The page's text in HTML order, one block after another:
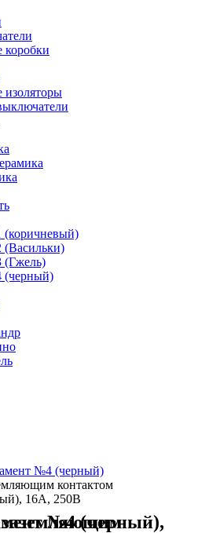
коробки
изоляторы
№4 (черный)
контактом
16А, 250В